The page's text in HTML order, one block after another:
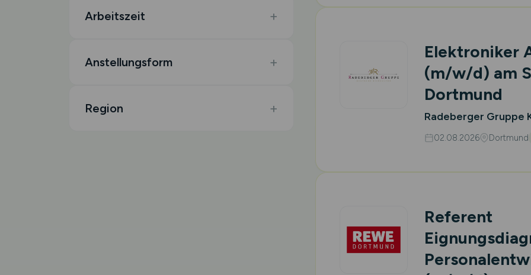
Arbeitszeit
Anstellungsform
Region
Elektroniker
(m/w/d) am
Dortmund
Radeberger Gruppe
02.08.2026 Dortmund
Referent